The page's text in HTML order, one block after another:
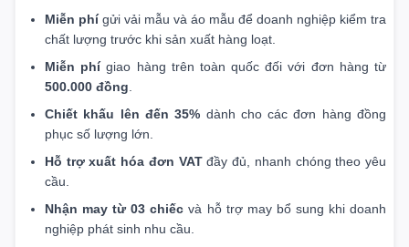
Miễn phígửi vải mẫu và áo mẫu để doanh nghiệp kiểm tra
chất lượng trước khi sản xuất hàng loạt.
Miễn phígiao hàng trên toàn quốc đối với đơn hàng từ
500.000 đồng
Chiết khấu lên đến 35% dành cho các đơn hàng đồng
phục số lượng lớn.
Hỗ trợ xuất hóa đơn VATđầy đủ, nhanh chóng theo yêu
cầu.
Nhận may từ 03 chiếc và hỗ trợ may bổ sung khi doanh
nghiệp phát sinh nhu cầu.